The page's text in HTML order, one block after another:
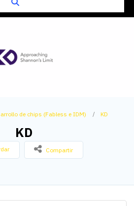
de chips (Fabless e IDM) KD
KD
Compartir